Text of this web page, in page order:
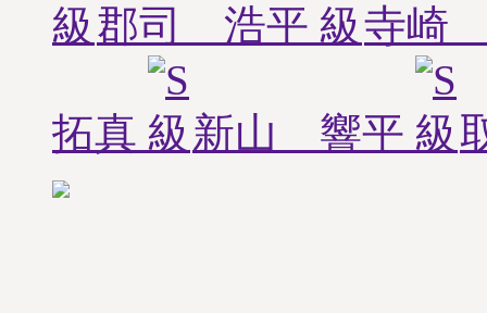
郡司 浩平 寺崎
拓真 新山 響平